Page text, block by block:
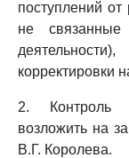
поступлений от
не связанные
корректировки
2. Контроль
возложить на
В.Г. Королева.